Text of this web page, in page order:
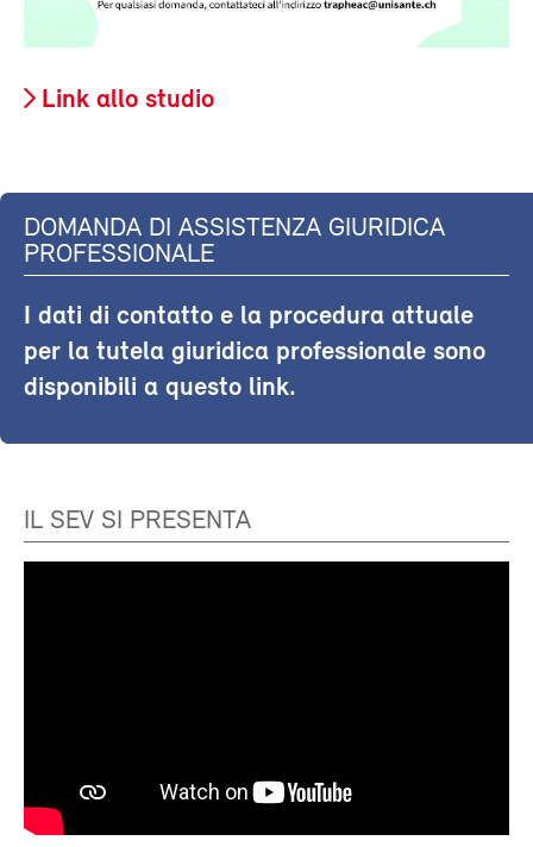
Link allo studio
DOMANDA DI ASSISTENZA GIURIDICA
PROFESSIONALE
I dati di contatto e la procedura attuale
per la tutela giuridica professionale sono
disponibili a questo link.
IL SEV SI PRESENTA